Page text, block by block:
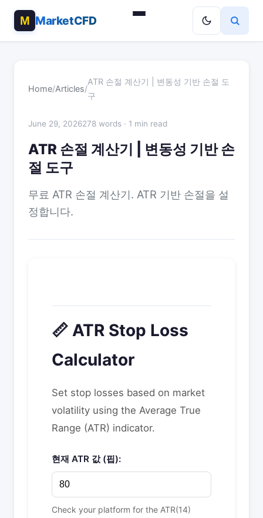
MarketCFD
Home/Articles/
ATR 손절 계산기 | 변동성 기반 손절 도
구
June 29, 2026278 words · 1 min read
ATR 손절 계산기 | 변동성 기반 손
절 도구
무료 ATR 손절 계산기. ATR 기반 손절을 설
정합니다.
📏 ATR Stop Loss
Calculator
Set stop losses based on market
volatility using the Average True
Range (ATR) indicator.
현재 ATR 값 (핍):
Check your platform for the ATR(14)